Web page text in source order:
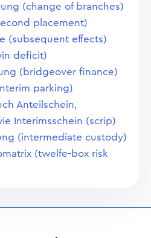
(change of branches)
placement)
(subsequent effects)
deficit)
(bridgeover finance)
parking)
Anteilschein,
Interimsschein (scrip)
(intermediate custody)
(twelfe-box risk